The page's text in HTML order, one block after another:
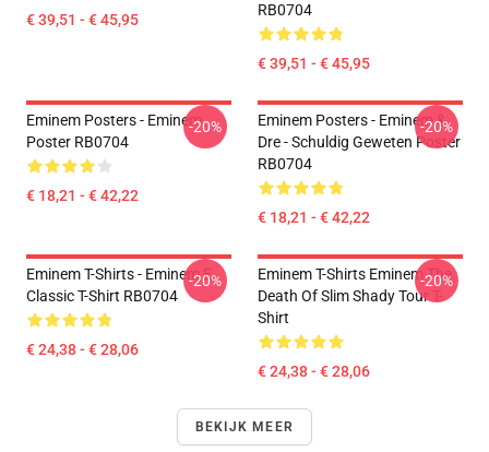
€ 39,51 - € 45,95
RB0704
€ 39,51 - € 45,95
Eminem Posters - Eminem
Poster RB0704
€ 18,21 - € 42,22
-20%
Eminem Posters - Eminem &
Dre - Schuldig Geweten Poster
RB0704
€ 18,21 - € 42,22
-20%
Eminem T-Shirts - Eminem E
Classic T-Shirt RB0704
€ 24,38 - € 28,06
-20%
Eminem T-Shirts Eminem The
Death Of Slim Shady Tour T-
Shirt
€ 24,38 - € 28,06
-20%
BEKIJK MEER